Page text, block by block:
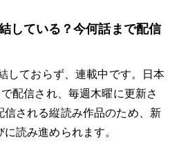
している？今何話まで配信
しておらず、連載中です。日本
配信され、毎週木曜に更新さ
される縦読み作品のため、新
読み進められます。